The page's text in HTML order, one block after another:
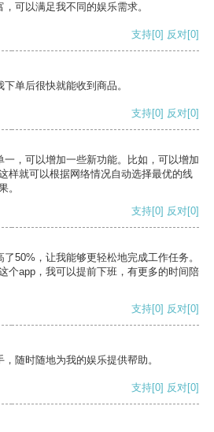
可以满足我不同的娱乐需求。
支持[0] 反对[0]
单后很快就能收到商品。
支持[0] 反对[0]
，可以增加一些新功能。比如，可以增加
样就可以根据网络情况自动选择最优的线
。
支持[0] 反对[0]
50%，让我能够更轻松地完成工作任务。
个app，我可以提前下班，有更多的时间陪
支持[0] 反对[0]
随时随地为我的娱乐提供帮助。
支持[0] 反对[0]